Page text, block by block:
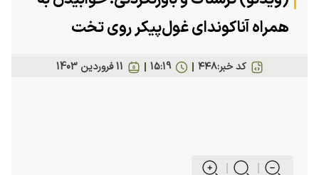
همراه آناکوندای غول‌پیکر روی تخت
کد خبر:۴۴۸ 11 فروردين 1403 15:19